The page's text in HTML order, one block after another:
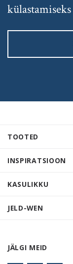
TOOTED
INSPIRATSIOON
KASULIKKU
JELD-WEN
JÄLGI MEID
külastamiseks